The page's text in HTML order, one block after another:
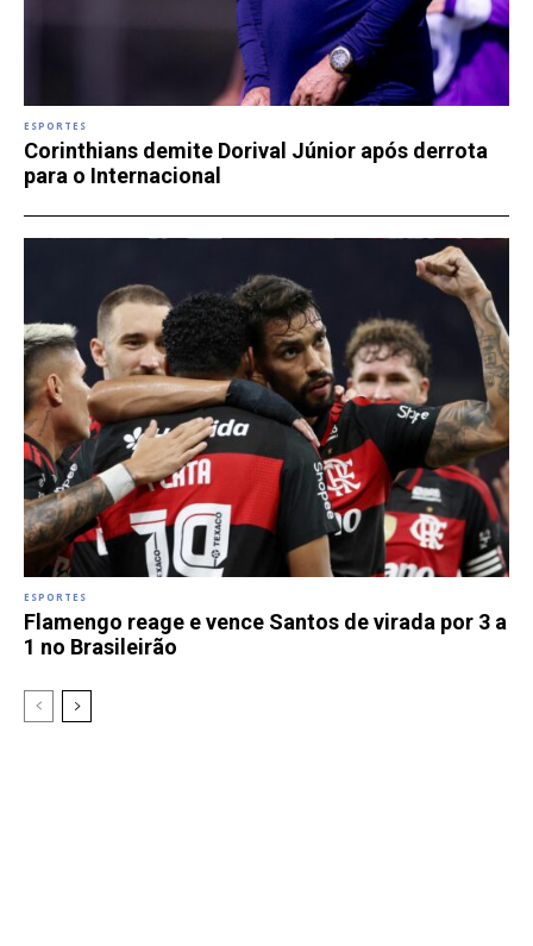
ESPORTES
Corinthians demite Dorival Júnior após derrota
para o Internacional
ESPORTES
Flamengo reage e vence Santos de virada por 3 a
1 no Brasileirão